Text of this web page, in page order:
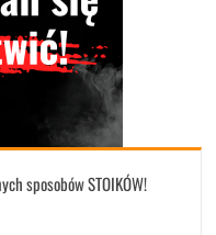
sposobów STOIKÓW!